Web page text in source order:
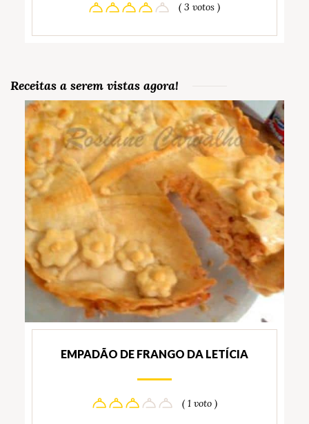
( 3 votos )
Receitas a serem vistas agora!
EMPADÃO DE FRANGO DA LETÍCIA
( 1 voto )